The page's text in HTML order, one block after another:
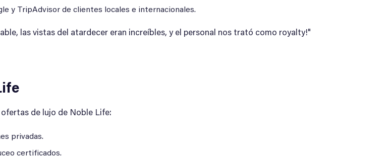
y TripAdvisor de clientes locales e internacionales.
las vistas del atardecer eran increíbles, y el personal nos trató como royalty!"
de lujo de Noble Life:
privadas.
certificados.